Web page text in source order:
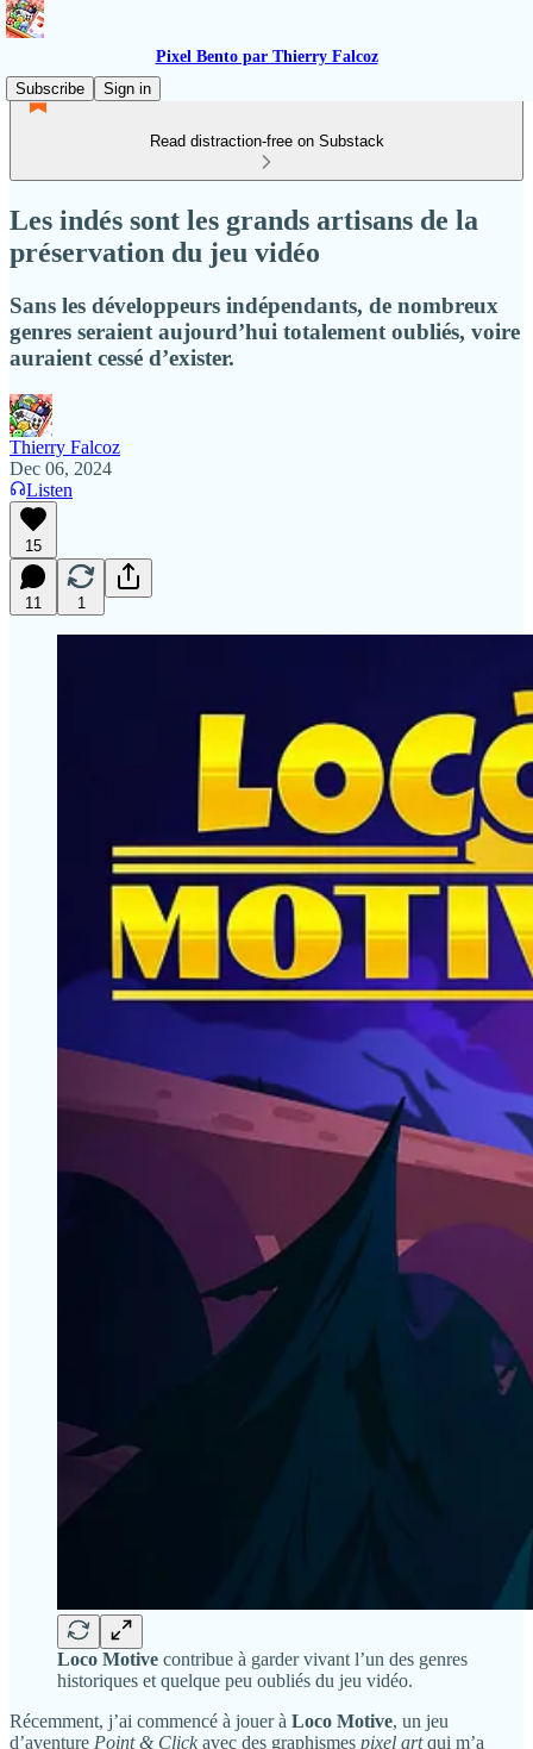
Pixel Bento par Thierry Falcoz
Subscribe
Sign in
Read distraction-free on Substack
Les indés sont les grands artisans de la
préservation du jeu vidéo
Sans les développeurs indépendants, de nombreux
genres seraient aujourd’hui totalement oubliés, voire
auraient cessé d’exister.
Thierry Falcoz
Dec 06, 2024
Listen
15
11 1
Loco Motive contribue à garder vivant l’un des genres
historiques et quelque peu oubliés du jeu vidéo.
Récemment, j’ai commencé à jouer à Loco Motive, un jeu
d’aventure Point & Click avec des graphismes pixel artqui m’a